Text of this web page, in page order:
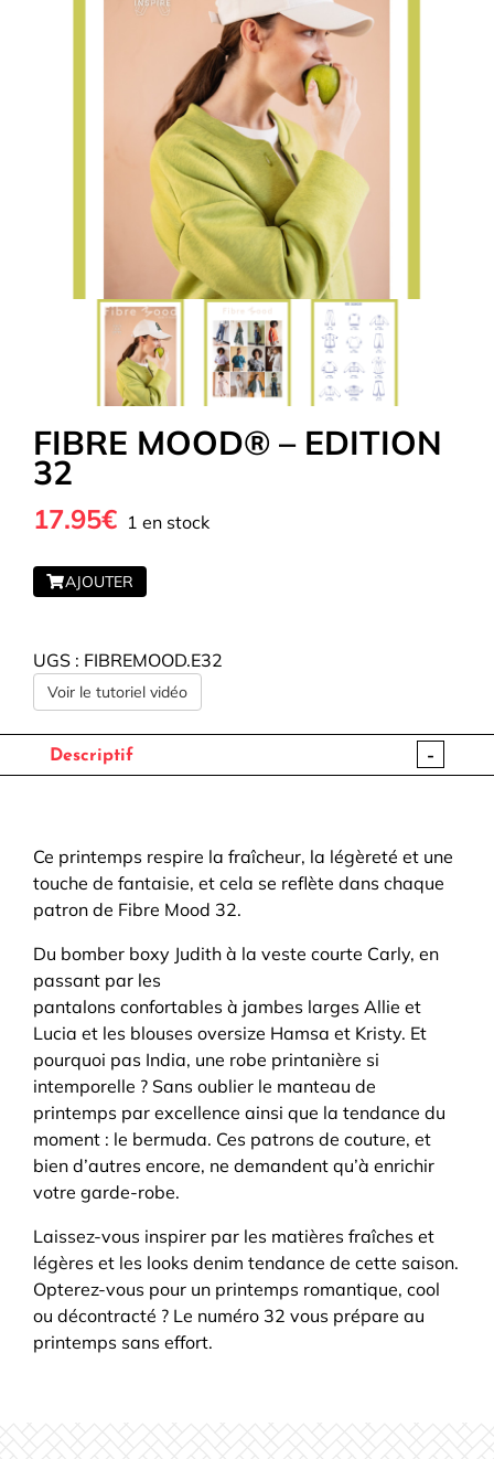
Tous nos Tissus
Autour de la couture OUTLET
Exclusivité WEB
FIBRE MOOD® – EDITION
32
17.95€ 1 en stock
AJOUTER
UGS : FIBREMOOD.E32
Voir le tutoriel vidéo
Descriptif -
Ce printemps respire la fraîcheur, la légèreté et une
touche de fantaisie, et cela se reflète dans chaque
patron de Fibre Mood 32.
Du bomber boxy Judith à la veste courte Carly, en
passant par les
pantalons confortables à jambes larges Allie et
Lucia et les blouses oversize Hamsa et Kristy. Et
pourquoi pas India, une robe printanière si
intemporelle ? Sans oublier le manteau de
printemps par excellence ainsi que la tendance du
moment : le bermuda. Ces patrons de couture, et
bien d’autres encore, ne demandent qu’à enrichir
votre garde-robe.
Laissez-vous inspirer par les matières fraîches et
légères et les looks denim tendance de cette saison.
Opterez-vous pour un printemps romantique, cool
ou décontracté ? Le numéro 32 vous prépare au
printemps sans effort.